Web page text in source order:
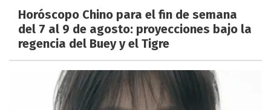
Horóscopo Chino para el fin de semana
del 7 al 9 de agosto: proyecciones bajo la
regencia del Buey y el Tigre